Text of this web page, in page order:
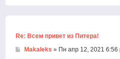
Re: Всем привет из Питера!
Makaleks » Пн апр 12, 2021 6:56